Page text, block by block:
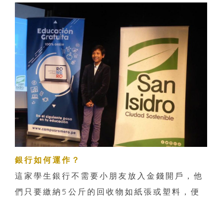
銀行如何運作？
這家學生銀行不需要小朋友放入金錢開戶，他
們只要繳納5公斤的回收物如紙張或塑料，便